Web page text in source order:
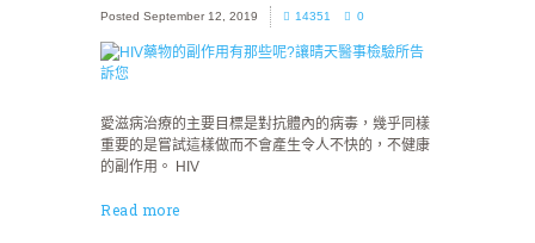
September 12, 2019 14351 0
愛滋病治療的主要目標是對抗體內的病毒，幾乎同樣
重要的是嘗試這樣做而不會產生令人不快的，不健康
的副作用。 HIV
Read more